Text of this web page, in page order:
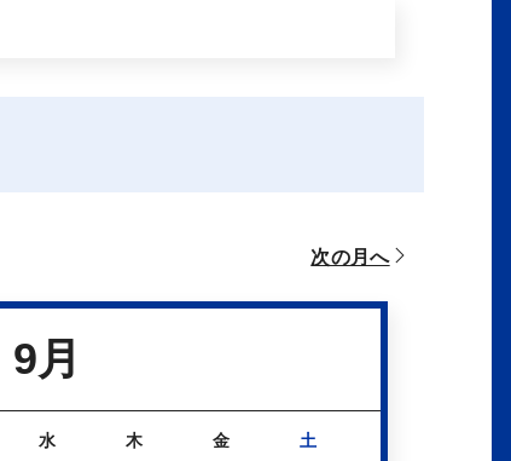
次の月へ
9月
水 木 金 土